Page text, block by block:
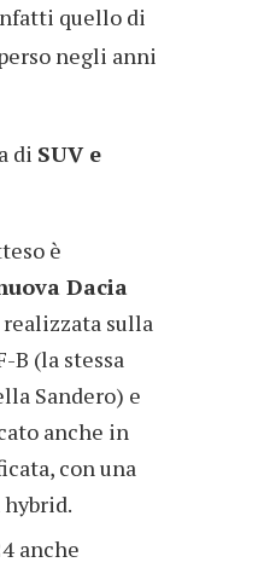
quello di
negli anni
di SUV e
è
Dacia
sulla
B (la stessa
Sandero) e
anche in
con una
anche